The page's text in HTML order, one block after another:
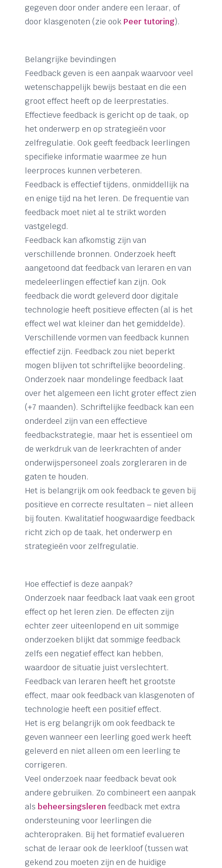
gegeven door onder andere een leraar, of
door klasgenoten (zie ook Peer tutoring).
Belangrijke bevindingen
Feedback geven is een aanpak waarvoor veel
wetenschappelijk bewijs bestaat en die een
groot effect heeft op de leerprestaties.
Effectieve feedback is gericht op de taak, op
het onderwerp en op strategieën voor
zelfregulatie. Ook geeft feedback leerlingen
specifieke informatie waarmee ze hun
leerproces kunnen verbeteren.
Feedback is effectief tijdens, onmiddellijk na
en enige tijd na het leren. De frequentie van
feedback moet niet al te strikt worden
vastgelegd.
Feedback kan afkomstig zijn van
verschillende bronnen. Onderzoek heeft
aangetoond dat feedback van leraren en van
medeleerlingen effectief kan zijn. Ook
feedback die wordt geleverd door digitale
technologie heeft positieve effecten (al is het
effect wel wat kleiner dan het gemiddelde).
Verschillende vormen van feedback kunnen
effectief zijn. Feedback zou niet beperkt
mogen blijven tot schriftelijke beoordeling.
Onderzoek naar mondelinge feedback laat
over het algemeen een licht groter effect zien
(+7 maanden). Schriftelijke feedback kan een
onderdeel zijn van een effectieve
feedbackstrategie, maar het is essentieel om
de werkdruk van de leerkrachten of ander
onderwijspersoneel zoals zorgleraren in de
gaten te houden.
Het is belangrijk om ook feedback te geven bij
positieve en correcte resultaten – niet alleen
bij fouten. Kwalitatief hoogwaardige feedback
richt zich op de taak, het onderwerp en
strategieën voor zelfregulatie.
Hoe effectief is deze aanpak?
Onderzoek naar feedback laat vaak een groot
effect op het leren zien. De effecten zijn
echter zeer uiteenlopend en uit sommige
onderzoeken blijkt dat sommige feedback
zelfs een negatief effect kan hebben,
waardoor de situatie juist verslechtert.
Feedback van leraren heeft het grootste
effect, maar ook feedback van klasgenoten of
technologie heeft een positief effect.
Het is erg belangrijk om ook feedback te
geven wanneer een leerling goed werk heeft
geleverd en niet alleen om een leerling te
corrigeren.
Veel onderzoek naar feedback bevat ook
andere gebruiken. Zo combineert een aanpak
als beheersingslerenfeedback met extra
ondersteuning voor leerlingen die
achteropraken. Bij het formatief evalueren
schat de leraar ook de leerkloof (tussen wat
gekend zou moeten zijn en de huidige